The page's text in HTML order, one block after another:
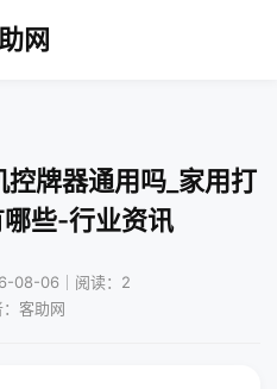
网
牌器通用吗_家用打
些-行业资讯
08-06｜阅读：2
客助网